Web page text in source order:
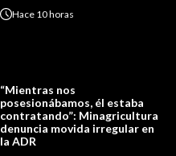
Hace 10 horas
“Mientras nos
posesionábamos, él estaba
contratando”: Minagricultura
denuncia movida irregular en
la ADR